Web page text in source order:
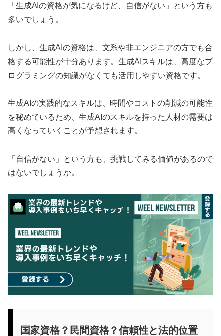
「生成AIの資格が気になるけど、自信がない」という方も
多いでしょう。
しかし、生成AIの資格は、文系や非エンジニアの方でも合
格する可能性が十分あります。生成AIスキルは、高度なプ
ログラミングの知識がなくても活用しやすい資格です。
生成AIの実践的なスキルは、時間やコストの削減の可能性
を秘めているため、生成AIのスキルを持った人材の需要は
高くなっていくことが予想されます。
「自信がない」という方も、挑戦してみる価値があるので
はないでしょうか。
国家資格？民間資格？信頼性と法的位置